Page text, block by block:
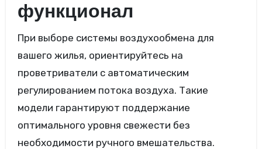
функционал
При выборе системы воздухообмена для
вашего жилья, ориентируйтесь на
проветриватели с автоматическим
регулированием потока воздуха. Такие
модели гарантируют поддержание
оптимального уровня свежести без
необходимости ручного вмешательства.